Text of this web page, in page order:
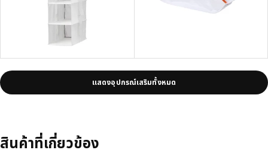
แสดงอุปกรณ์เสริมทั้งหมด
สินค้าที่เกี่ยวข้อง